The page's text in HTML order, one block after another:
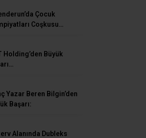
Çocuk
Coşkusu…
Holding’den Büyük
Yazar Beren Bilgin’den
Başarı:
Alanında Dubleks